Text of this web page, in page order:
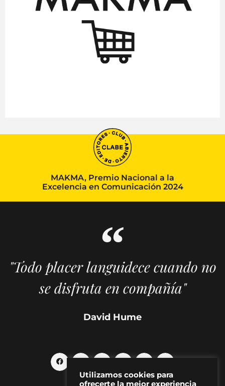
MAKMA, Premio Nacional a la
Excelencia en Comunicación 2024
"Todo placer languidece cuando no
se disfruta en compañía"
David Hume
Utilizamos cookies para
ofrecerte la mejor experiencia